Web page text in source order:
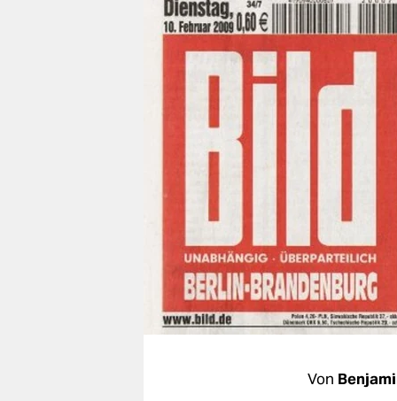
berlin
nord
wahrheit
veranstaltungen
fragen & hilfe
unterstützen
abo
Von